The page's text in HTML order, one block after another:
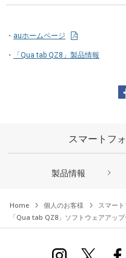
auホームページ
「Qua tab QZ8」製品情報
スマートフ
製品情報
Home 個人のお客様 スマー
「Qua tab QZ8」ソフトウェアアッ